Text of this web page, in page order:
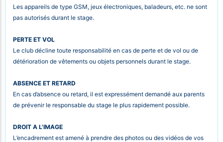
Les appareils de type GSM, jeux électroniques, baladeurs, etc. ne sont
pas autorisés durant le stage.
PERTE ET VOL
Le club décline toute responsabilité en cas de perte et de vol ou de
détérioration de vêtements ou objets personnels durant le stage.
ABSENCE ET RETARD
En cas d’absence ou retard, il est expressément demandé aux parents
de prévenir le responsable du stage le plus rapidement possible.
DROIT A L'IMAGE
L’encadrement est amené à prendre des photos ou des vidéos de vos